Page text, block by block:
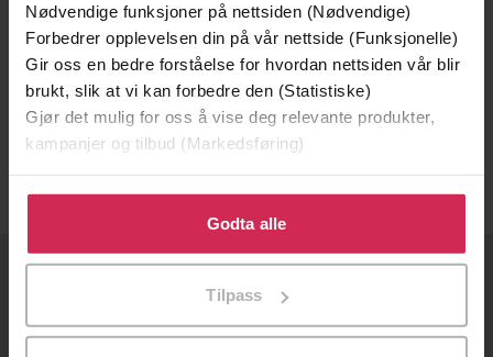
Nødvendige funksjoner på nettsiden (Nødvendige)
Forbedrer opplevelsen din på vår nettside (Funksjonelle)
Gir oss en bedre forståelse for hvordan nettsiden vår blir
brukt, slik at vi kan forbedre den (Statistiske)
Gjør det mulig for oss å vise deg relevante produkter,
kampanjer og tilbud (Markedsføring)
Klikk på «Godta alle» for å gi oss ditt samtykke til å
bruke cookies for alle disse formålene. Du kan også
tilpasse ditt samtykke til spesifikke formål ved å klikke
Godta alle
Tilpass
249,-
Mørkt nett
Jon Christian Møller
EBOK
Om Ebok.no